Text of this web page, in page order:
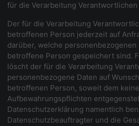
für die Verarbeitung
Der für die Verarbeitung
betroffenen Person jederzeit auf
darüber, welche personenbezogenen
betroffene Person gespeichert sind.
löscht der für die Verarbeitung
personenbezogene Daten auf
betroffenen Person, soweit dem
Aufbewahrungspflichten
Datenschutzerklärung namentlich
Datenschutzbeauftragter und die